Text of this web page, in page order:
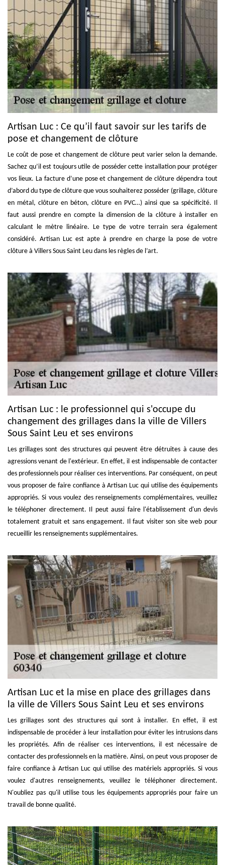
Artisan Luc : Ce qu’il faut savoir sur les tarifs de
pose et changement de clôture
Le coût de pose et changement de clôture peut varier selon la demande.
Sachez qu’il est toujours utile de posséder cette installation pour protéger
vos lieux. La facture d’une pose et changement de clôture dépendra tout
d’abord du type de clôture que vous souhaiterez posséder (grillage, clôture
en métal, clôture en béton, clôture en PVC…) ainsi que sa spécificité. Il
faut aussi prendre en compte la dimension de la clôture à installer en
calculant le mètre linéaire. Le type de votre terrain sera également
considéré. Artisan Luc est apte à prendre en charge la pose de votre
clôture à Villers Sous Saint Leu dans les règles de l’art.
Artisan Luc : le professionnel qui s'occupe du
changement des grillages dans la ville de Villers
Sous Saint Leu et ses environs
Les grillages sont des structures qui peuvent être détruites à cause des
agressions venant de l'extérieur. En effet, il est indispensable de contacter
des professionnels pour réaliser ces interventions. Par conséquent, on peut
vous proposer de faire confiance à Artisan Luc qui utilise des équipements
appropriés. Si vous voulez des renseignements complémentaires, veuillez
le téléphoner directement. Il peut aussi faire l'établissement d'un devis
totalement gratuit et sans engagement. Il faut visiter son site web pour
recueillir les renseignements supplémentaires.
Artisan Luc et la mise en place des grillages dans
la ville de Villers Sous Saint Leu et ses environs
Les grillages sont des structures qui sont à installer. En effet, il est
indispensable de procéder à leur installation pour éviter les intrusions dans
les propriétés. Afin de réaliser ces interventions, il est nécessaire de
contacter des professionnels en la matière. Ainsi, on peut vous proposer de
faire confiance à Artisan Luc qui utilise des matériels appropriés. Si vous
voulez d'autres renseignements, veuillez le téléphoner directement.
N'oubliez pas qu'il utilise tous les équipements appropriés pour faire un
travail de bonne qualité.